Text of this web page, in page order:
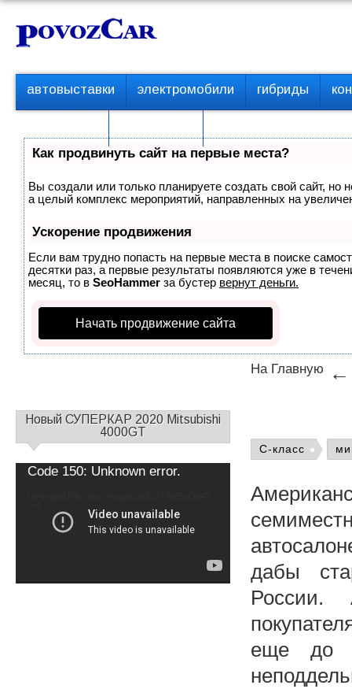
Перейти
контенту
р
о
е
м
е
ю
автовыставки электромобили гибриды
Как продвинуть сайт на первые места?
Вы создали или только планируете создать свой сайт, но
а целый комплекс мероприятий, направленных на
Ускорение продвижения
Если вам трудно попасть на первые места в поиске
десятки раз, а первые результаты появляются уже в
месяц, то в SeoHammer за бустер вернут деньги.
Начать продвижение сайта
На Главную
C-класс
дабы
России.
еще до
С
д
Новый СУПЕРКАР 2020 Mitsubishi
4000GT
Video
Code 150: Unknown error.